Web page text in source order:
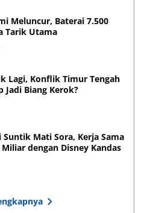
Meluncur, Baterai 7.500
Tarik Utama
Lagi, Konflik Timur Tengah
Jadi Biang Kerok?
Suntik Mati Sora, Kerja Sama
Miliar dengan Disney Kandas